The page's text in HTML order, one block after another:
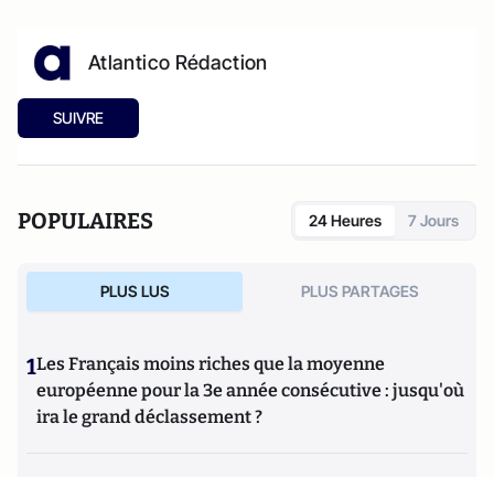
Atlantico Rédaction
SUIVRE
POPULAIRES 24 Heures 7 Jours
PLUS LUS PLUS PARTAGES
1Les Français moins riches que la moyenne
européenne pour la 3e année consécutive : jusqu'où
ira le grand déclassement ?